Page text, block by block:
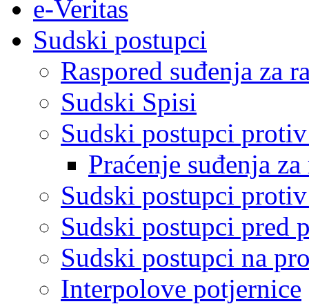
e-Veritas
Sudski postupci
Raspored suđenja za
Sudski Spisi
Sudski postupci
Praćenje suđenja
Sudski postupci
Sudski postupci pred
Sudski postupci na
Interpolove potjernice